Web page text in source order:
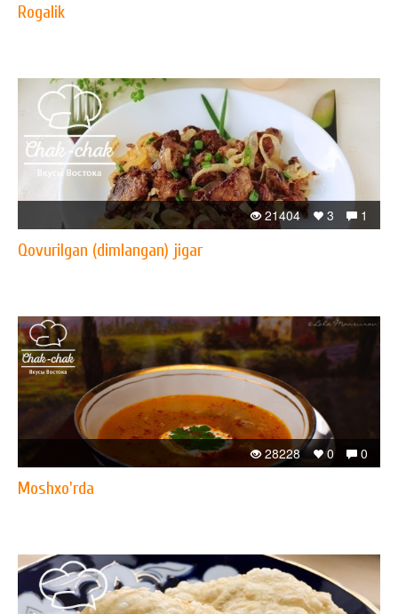
Rogalik
1
3
21404
Qovurilgan (dimlangan) jigar
0
0
28228
Moshxo'rda